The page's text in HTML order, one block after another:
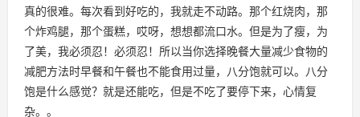
真的很难。每次看到好吃的，我就走不动路。那个红烧肉，那
个炸鸡腿，那个蛋糕，哎呀，想想都流口水。但是为了瘦，为
了美，我必须忍！必须忍！所以当你选择晚餐大量减少食物的
减肥方法时早餐和午餐也不能食用过量，八分饱就可以。八分
饱是什么感觉？就是还能吃，但是不吃了要停下来，心情复
杂。。